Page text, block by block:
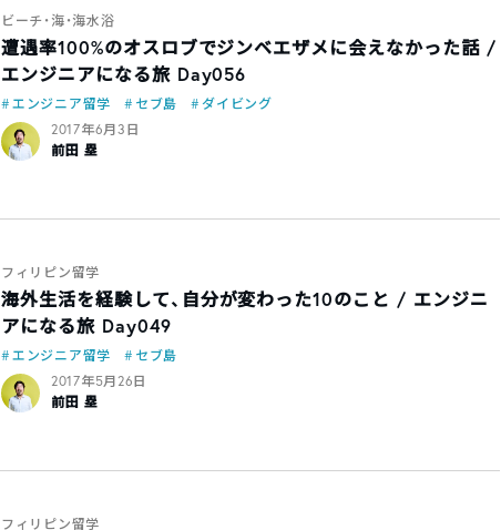
ビーチ・海・海水浴
遭遇率100%のオスロブでジンベエザメに会えなかった話 /
エンジニアになる旅 Day056
エンジニア留学 セブ島
ダイビング
2017年6月3日
前田 塁
フィリピン留学
海外生活を経験して、自分が変わった10のこと / エンジニ
アになる旅 Day049
エンジニア留学
セブ島
2017年5月26日
前田 塁
フィリピン留学